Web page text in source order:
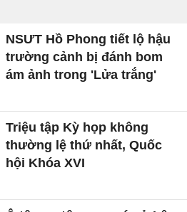
NSƯT Hồ Phong tiết lộ hậu
trường cảnh bị đánh bom
ám ảnh trong 'Lửa trắng'
Triệu tập Kỳ họp không
thường lệ thứ nhất, Quốc
hội Khóa XVI